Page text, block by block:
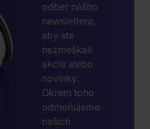
odber nášho
newslettera,
aby ste
nezmeškali
akcie alebo
novinky.
Okrem toho
odmeňujeme
našich